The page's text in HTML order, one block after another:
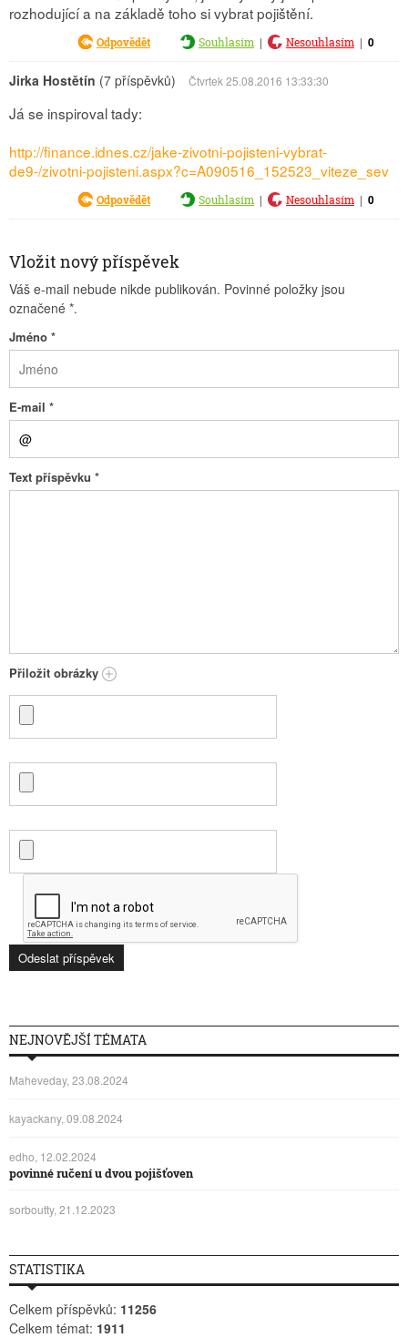
rozhodující a na základě toho si vybrat pojištění.
Odpovědět Souhlasím | Nesouhlasím | 0
Jirka Hostětín (7 příspěvků) Čtvrtek 25.08.2016 13:33:30
Já se inspiroval tady:
http://finance.idnes.cz/jake-zivotni-pojisteni-vybrat-
de9-/zivotni-pojisteni.aspx?c=A090516_152523_viteze_sev
Odpovědět Souhlasím | Nesouhlasím | 0
Vložit nový příspěvek
Váš e-mail nebude nikde publikován. Povinné položky jsou
označené *.
Jméno *
E-mail *
Text příspěvku *
Přiložit obrázky
NEJNOVĚJŠÍ TÉMATA
Maheveday, 23.08.2024
kayackany, 09.08.2024
edho, 12.02.2024
povinné ručení u dvou pojišťoven
sorboutty, 21.12.2023
STATISTIKA
Celkem příspěvků: 11256
Celkem témat: 1911